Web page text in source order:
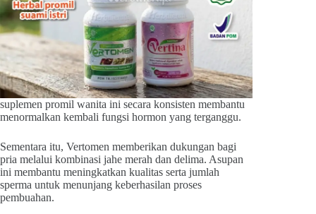
suplemen promil wanita ini secara konsisten membantu
menormalkan kembali fungsi hormon yang terganggu.
Sementara itu, Vertomen memberikan dukungan bagi
pria melalui kombinasi jahe merah dan delima. Asupan
ini membantu meningkatkan kualitas serta jumlah
sperma untuk menunjang keberhasilan proses
pembuahan.